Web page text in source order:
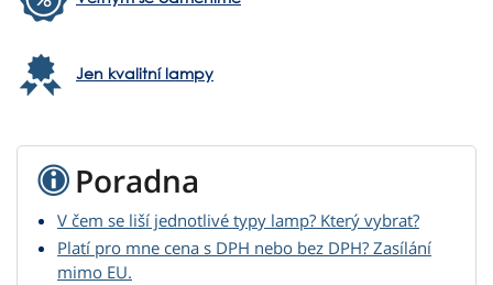
Jen kvalitní lampy
Poradna
V čem se liší jednotlivé typy lamp? Který vybrat?
Platí pro mne cena s DPH nebo bez DPH? Zasílání
mimo EU.